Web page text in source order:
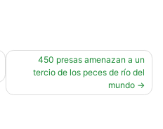
450 presas amenazan a un
tercio de los peces de río del
mundo